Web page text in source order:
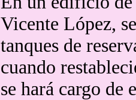
Vicente López,
tanques de
cuando
se hará cargo de